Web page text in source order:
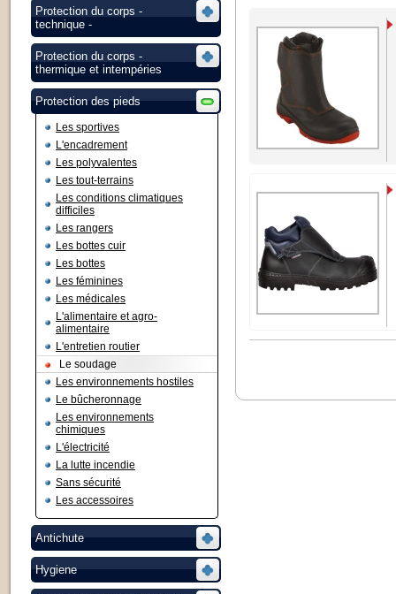
Protection du corps -
technique -
Protection du corps -
thermique et intempéries
Protection des pieds
Les sportives
L'encadrement
Les polyvalentes
Les tout-terrains
Les conditions climatiques
difficiles
Les rangers
Les bottes cuir
Les bottes
Les féminines
Les médicales
L'alimentaire et agro-
alimentaire
L'entretien routier
Le soudage
Les environnements hostiles
Le bûcheronnage
Les environnements
chimiques
L'électricité
La lutte incendie
Sans sécurité
Les accessoires
Antichute
Hygiene